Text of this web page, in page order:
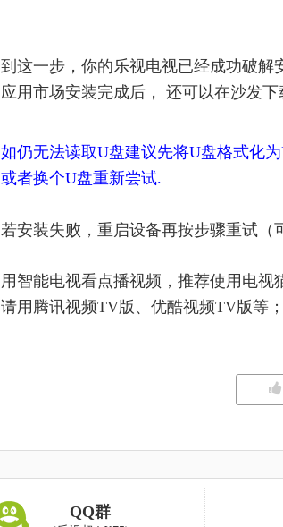
到这一步，你的乐视电视已经成功破
应用市场安装完成后， 还可以在沙发下
如仍无法读取U盘建议先将U盘格式化
或者换个U盘重新尝试.
若安装失败，重启设备再按步骤重试（
用智能电视看点播视频，推荐使用电视
请用腾讯视频TV版、优酷视频TV版等
QQ群